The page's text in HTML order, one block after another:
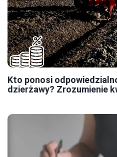
Kto ponosi
dzierżawy? Zrozumienie